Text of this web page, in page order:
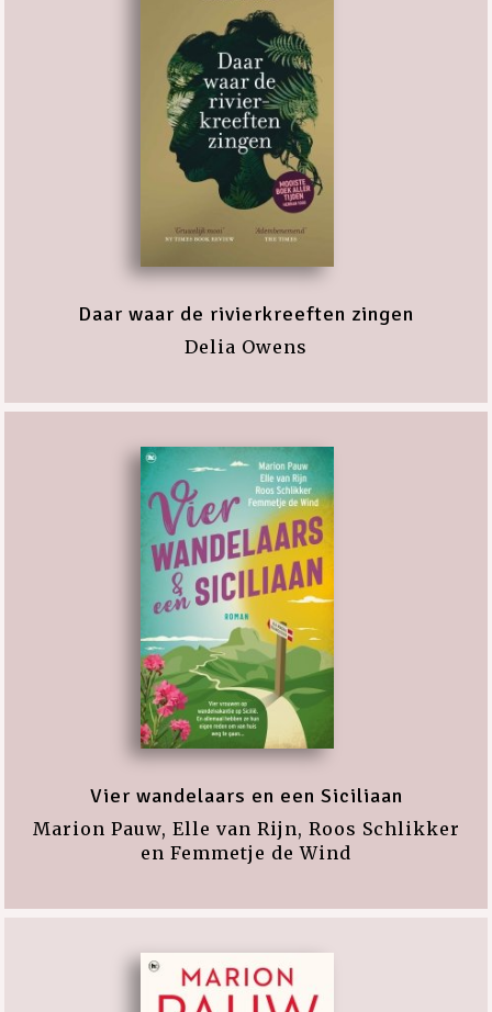
Daar waar de rivierkreeften zingen
Delia Owens
Vier wandelaars en een Siciliaan
Marion Pauw, Elle van Rijn, Roos Schlikker
en Femmetje de Wind